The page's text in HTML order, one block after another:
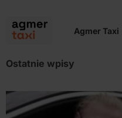
Agmer Taxi
Ostatnie wpisy